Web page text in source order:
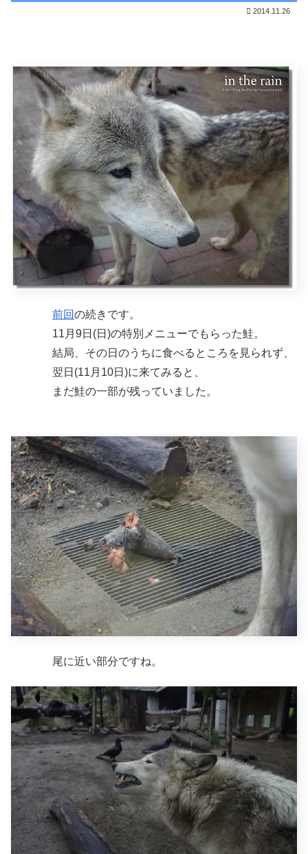
2014.11.26
前回の続きです。
11月9日(日)の特別メニューでもらった鮭。
結局、その日のうちに食べるところを見られず、
翌日(11月10日)に来てみると、
まだ鮭の一部が残っていました。
尾に近い部分ですね。